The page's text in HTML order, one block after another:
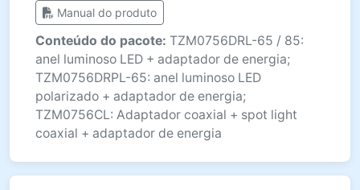
Manual do produto
Conteúdo do pacote: TZM0756DRL-65 / 85:
anel luminoso LED + adaptador de energia;
TZM0756DRPL-65: anel luminoso LED
polarizado + adaptador de energia;
TZM0756CL: Adaptador coaxial + spot light
coaxial + adaptador de energia